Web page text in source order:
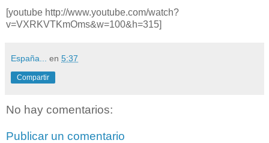
[youtube http://www.youtube.com/watch?
v=VXRKVTKmOms&w=100&h=315]
España... en 5:37
Compartir
No hay comentarios:
Publicar un comentario